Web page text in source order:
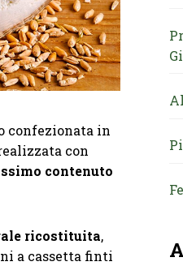
confezionata in
con
contenuto
ricostituita,
a cassetta finti